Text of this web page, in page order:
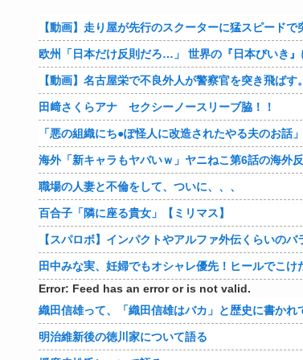
【動画】走り屋が先行のスクーターに猛スピードで
欧州「日本だけ反則だろ…」 世界の『日本びいき
【動画】名古屋栄で不良外人が警察官を突き飛ばす
田﨑さくらアナ セクシーノースリーブ脇！！
「悪の組織にち●ぽ怪人に改造されたやる夫のお話
海外「新キャラもヤバいｗ」ヤニねこ第6話の海外
職場の人妻と不倫をして、ついに、、、
百合子「隣に座る貴女」【ミリマス】
【スパロボ】インパクトやアルファ外伝くらい
田中みな実、妊婦でもオシャレ優先！ヒールでこけ
Error: Feed has an error or is not valid.
織田信雄って、「織田信雄はバカ」と歴史に書か
明治維新後の徳川家について語る